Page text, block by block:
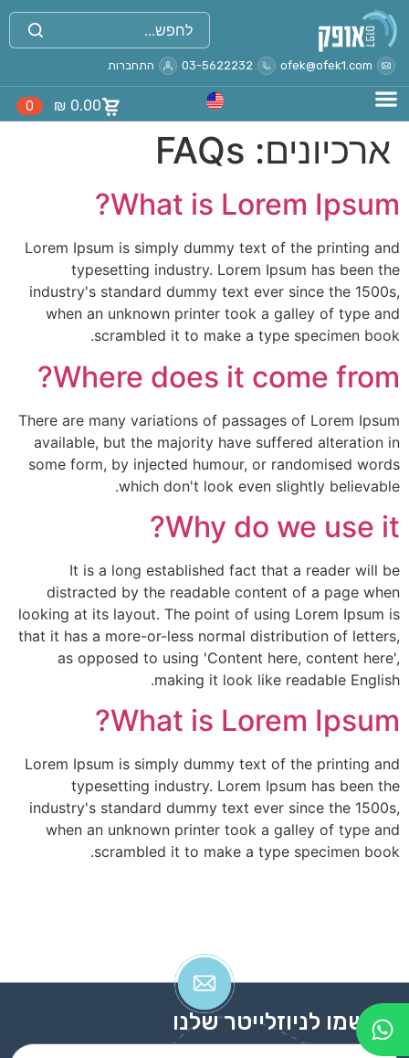
לתוכן
ofek@ofek1.com
03-5622232 התחברות
₪ 0.00
0
ארכיונים: FAQs
What is Lorem Ipsum?
Lorem Ipsum is simply dummy text of the printing and
typesetting industry. Lorem Ipsum has been the
industry's standard dummy text ever since the 1500s,
when an unknown printer took a galley of type and
scrambled it to make a type specimen book.
Where does it come from?
There are many variations of passages of Lorem Ipsum
available, but the majority have suffered alteration in
some form, by injected humour, or randomised words
which don't look even slightly believable.
Why do we use it?
It is a long established fact that a reader will be
distracted by the readable content of a page when
looking at its layout. The point of using Lorem Ipsum is
that it has a more-or-less normal distribution of letters,
as opposed to using 'Content here, content here',
making it look like readable English.
What is Lorem Ipsum?
Lorem Ipsum is simply dummy text of the printing and
typesetting industry. Lorem Ipsum has been the
industry's standard dummy text ever since the 1500s,
when an unknown printer took a galley of type and
scrambled it to make a type specimen book.
הירשמו לניוזלייטר שלנו